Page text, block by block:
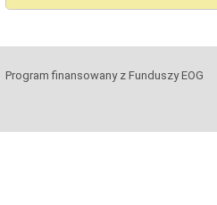
Program finansowany z Funduszy EOG